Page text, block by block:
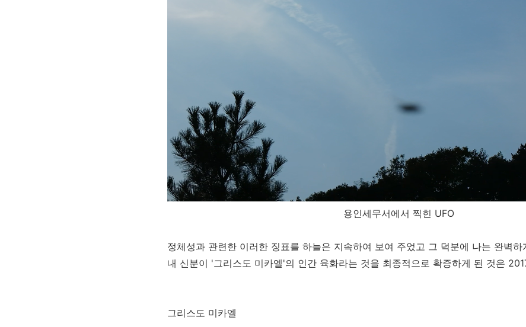
용인세무서에서 찍힌 UFO
정체성과 관련한 이러한 징표를 하늘은 지속하여 보여 주었고 그 덕분에 나는 완벽하
내 신분이 '그리스도 미카엘'의 인간 육화라는 것을 최종적으로 확증하게 된 것은
그리스도 미카엘